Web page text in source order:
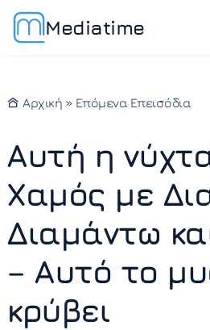
Mediatime
Αρχική » Επόμενα Επεισόδια
Αυτή η
Χαμός με
Διαμάντω
– Αυτό το
κρύβει